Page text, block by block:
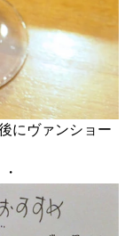
にヴァンショー